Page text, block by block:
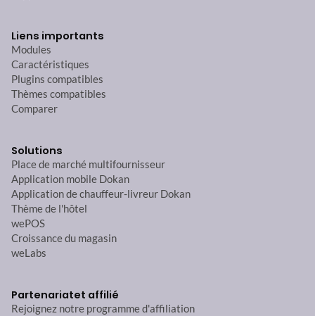
Liens importants
Modules
Caractéristiques
Plugins compatibles
Thèmes compatibles
Comparer
Solutions
Place de marché multifournisseur
Application mobile Dokan
Application de chauffeur-livreur Dokan
Thème de l'hôtel
wePOS
Croissance du magasin
weLabs
Partenariatet affilié
Rejoignez notre programme d'affiliation